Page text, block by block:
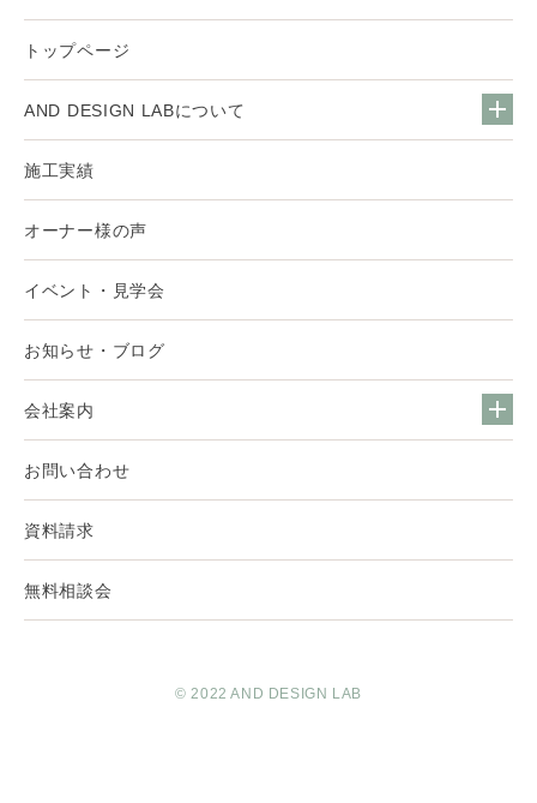
トップページ
AND DESIGN LABについて
施工実績
オーナー様の声
イベント・見学会
お知らせ・ブログ
会社案内
お問い合わせ
資料請求
無料相談会
© 2022 AND DESIGN LAB